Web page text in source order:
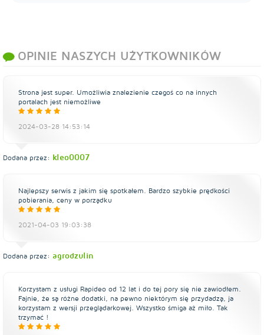
OPINIE NASZYCH UŻYTKOWNIKÓW
Strona jest super. Umożliwia znalezienie czegoś co na innych
portalach jest niemożliwe
2024-03-28 14:53:14
Dodana przez: kleo0007
Najlepszy serwis z jakim się spotkałem. Bardzo szybkie prędkości
pobierania, ceny w porządku
2021-04-03 19:03:38
Dodana przez: agrodzulin
Korzystam z usługi Rapideo od 12 lat i do tej pory się nie zawiodłem.
Fajnie, że są różne dodatki, na pewno niektórym się przydadzą, ja
korzystam z wersji przeglądarkowej. Wszystko śmiga aż miło. Tak
trzymać !